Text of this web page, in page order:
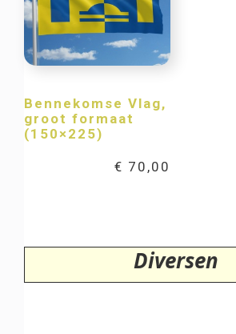
Bennekomse Vlag,
groot formaat
(150×225)
€ 70,00
Diversen